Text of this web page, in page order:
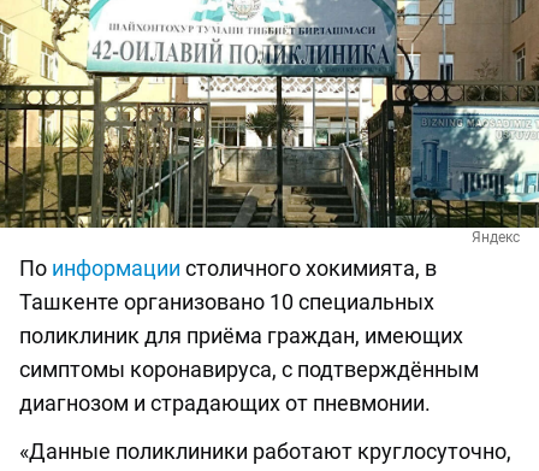
Яндекс
По информации столичного хокимията, в
Ташкенте организовано 10 специальных
поликлиник для приёма граждан, имеющих
симптомы коронавируса, с подтверждённым
диагнозом и страдающих от пневмонии.
«Данные поликлиники работают круглосуточно,